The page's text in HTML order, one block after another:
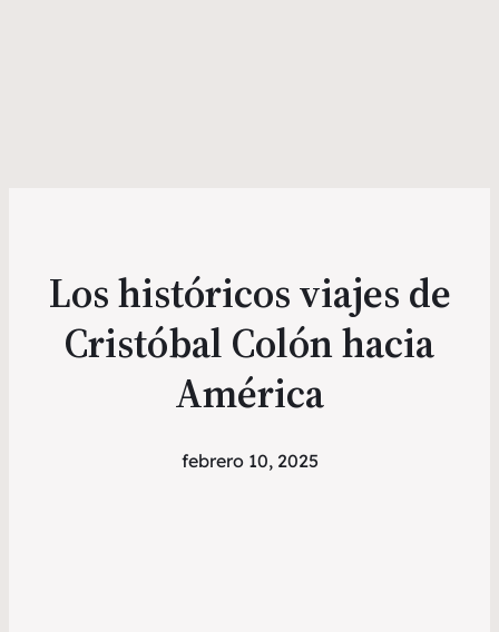
Los históricos viajes de
Cristóbal Colón hacia
América
febrero 10, 2025